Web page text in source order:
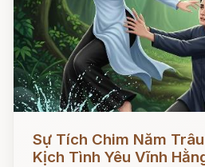
Sự Tích Chim Năm
Kịch Tình Yêu Vĩnh